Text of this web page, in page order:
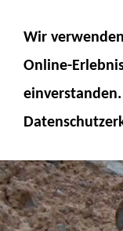
Wir
Online-